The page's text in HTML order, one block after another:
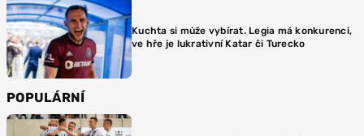
Kuchta si může vybírat. Legia má konkurenci,
ve hře je lukrativní Katar či Turecko
POPULÁRNÍ